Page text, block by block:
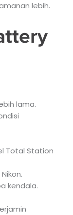
lebih.
lama.
Total Station
kendala.